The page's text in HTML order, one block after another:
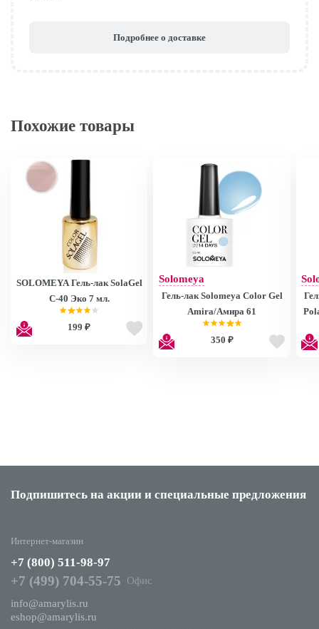
Подробнее о доставке
Похожие товары
SOLOMEYA Гель-лак SolaGel
C-40 Эко 7 мл.
199 ₽
Solomeya
Гель-лак Solomeya Color Gel
Amira/Амира 61
350 ₽
Подпишитесь на акции и специальные предложения
Интернет-магазин
+7 (800) 511-98-97
+7 (499) 704-55-75
Офис
info@amarylis.ru
eshop@amarylis.ru